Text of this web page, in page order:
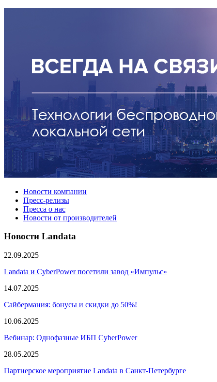
Новости компании
Пресс-релизы
Пресса о нас
Новости от производителей
Новости Landata
22.09.2025
Landata и CyberPower посетили завод «Импульс»
14.07.2025
Сайбермания: бонусы и скидки до 50%!
10.06.2025
Вебинар: Однофазные ИБП CyberPower
28.05.2025
Партнерское мероприятие Landata в Санкт-Петербурге